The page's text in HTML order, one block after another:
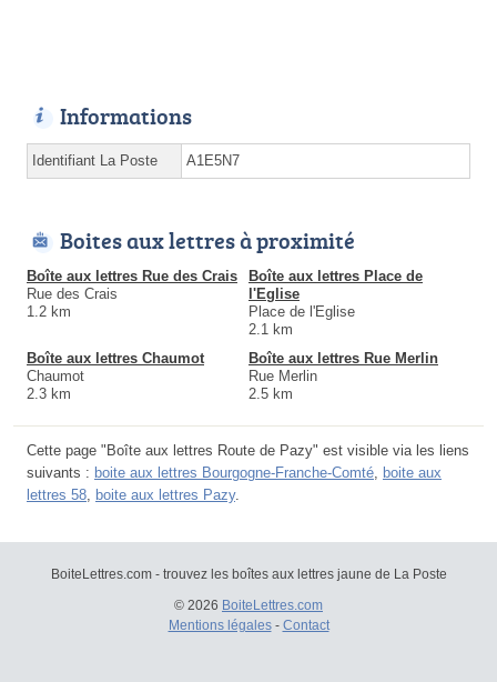
Informations
Identifiant La Poste A1E5N7
Boites aux lettres à proximité
Boîte aux lettres Rue des Crais
Rue des Crais
1.2 km
Boîte aux lettres Place de
l'Eglise
Place de l'Eglise
2.1 km
Boîte aux lettres Chaumot
Chaumot
2.3 km
Boîte aux lettres Rue Merlin
Rue Merlin
2.5 km
Cette page "Boîte aux lettres Route de Pazy" est visible via les liens
suivants : boite aux lettres Bourgogne-Franche-Comté boite aux
lettres 58 boite aux lettres Pazy.
BoiteLettres.com - trouvez les boîtes aux lettres jaune de La Poste
© 2026 BoiteLettres.com
Mentions légales- Contact